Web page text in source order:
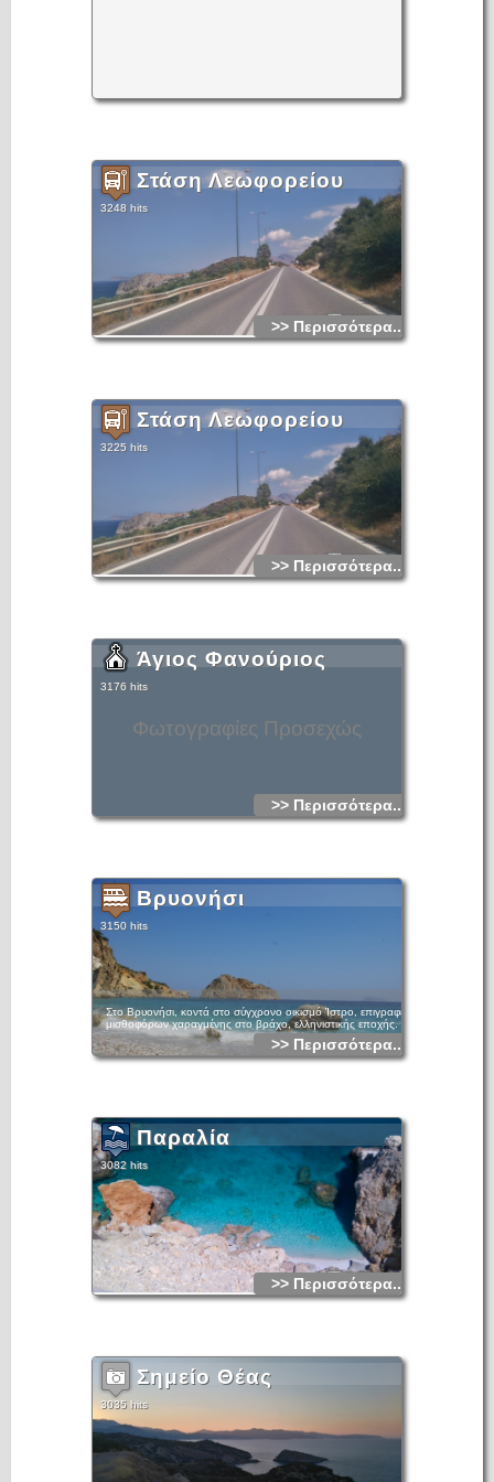
Στάση Λεωφορείου
3248 hits
>> Περισσότερα...
Στάση Λεωφορείου
3225 hits
>> Περισσότερα...
Φωτογραφίες Προσεχώς
Άγιος Φανούριος
3176 hits
>> Περισσότερα...
Βρυονήσι
3150 hits
Στο Βρυονήσι, κοντά στο σύγχρονο οικισμό Ίστρο, επιγραφές
μισθοφόρων χαραγμένης στο βράχο, ελληνιστικής εποχής.
>> Περισσότερα...
Παραλία
3082 hits
>> Περισσότερα...
Σημείο Θέας
3035 hits